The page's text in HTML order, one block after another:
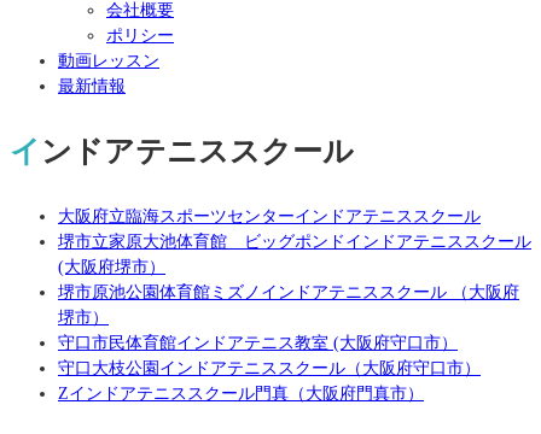
会社概要
ポリシー
動画レッスン
最新情報
インドアテニススクール
大阪府立臨海スポーツセンターインドアテニススクール
堺市立家原大池体育館 ビッグポンドインドアテニススクール
(大阪府堺市）
堺市原池公園体育館ミズノインドアテニススクール （大阪府
堺市）
守口市民体育館インドアテニス教室 (大阪府守口市）
守口大枝公園インドアテニススクール（大阪府守口市）
Zインドアテニススクール門真（大阪府門真市）